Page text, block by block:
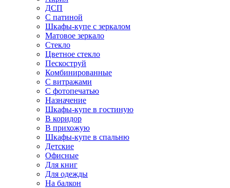
ДСП
С патиной
Шкафы-купе с зеркалом
Матовое зеркало
Стекло
Цветное стекло
Пескоструй
Комбинированные
С витражами
С фотопечатью
Назначение
Шкафы-купе в гостиную
В коридор
В прихожую
Шкафы-купе в спальню
Детские
Офисные
Для книг
Для одежды
На балкон